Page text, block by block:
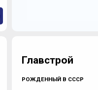
Главстрой
РОЖДЕННЫЙ В СССР